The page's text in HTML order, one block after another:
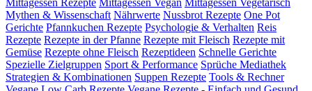
Mythen & Wissenschaft Nährwerte Nussbrot Rezepte One Pot
Gerichte Pfannkuchen Rezepte Psychologie & Verhalten Reis
Rezepte Rezepte in der Pfanne Rezepte mit Fleisch Rezepte mit
Gemüse Rezepte ohne Fleisch Rezeptideen Schnelle Gerichte
Spezielle Zielgruppen Sport & Performance Sprüche Mediathek
Strategien & Kombinationen Suppen Rezepte Tools & Rechner